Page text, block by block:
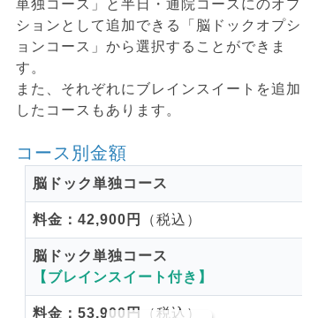
単独コース」と半日・通院コースにのオプ
ションとして追加できる「脳ドックオプシ
ョンコース」から選択することができま
す。
また、それぞれにブレインスイートを追加
したコースもあります。
コース別金額
脳ドック単独コース
料金：42,900円 （税込）
脳ドック単独コース
【ブレインスイート付き】
料金：53,900円 （税込）